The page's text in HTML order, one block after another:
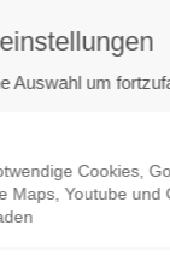
Der
leider
Auswahl um
Cookies,
Maps, Youtube und